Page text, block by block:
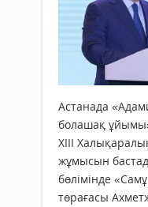
Астанада
болашақ
XIII
жұмысын
бөлімінде
төрағасы